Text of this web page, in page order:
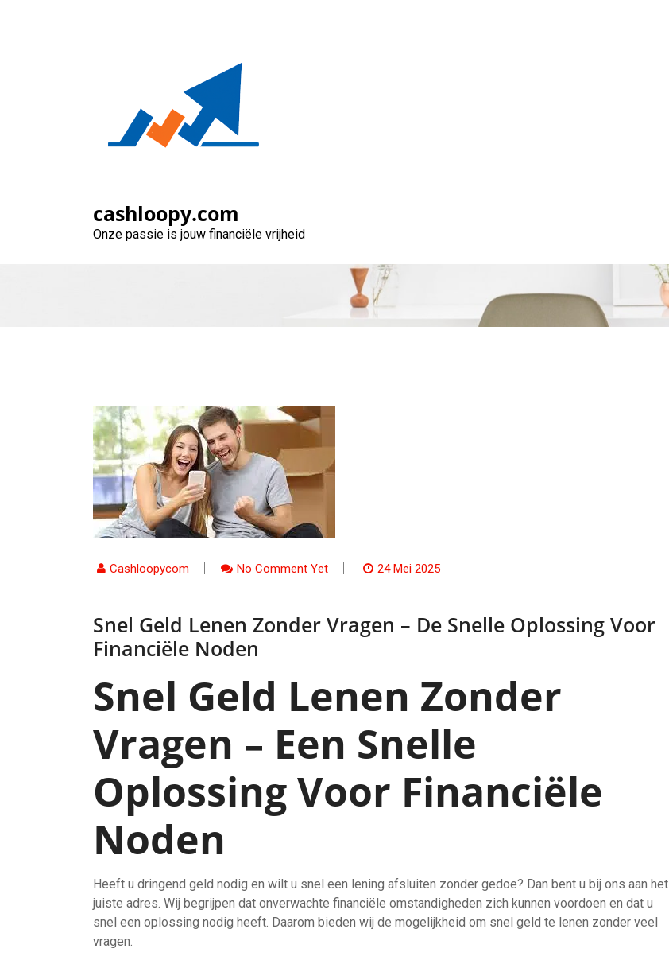
cashloopy.com
Onze passie is jouw financiële vrijheid
Cashloopycom No Comment Yet 24 Mei 2025
Snel Geld Lenen Zonder Vragen – De Snelle Oplossing Voor
Financiële Noden
Snel Geld Lenen Zonder
Vragen – Een Snelle
Oplossing Voor Financiële
Noden
Heeft u dringend geld nodig en wilt u snel een lening afsluiten zonder gedoe? Dan bent u bij ons aan het
juiste adres. Wij begrijpen dat onverwachte financiële omstandigheden zich kunnen voordoen en dat u
snel een oplossing nodig heeft. Daarom bieden wij de mogelijkheid om snel geld te lenen zonder veel
vragen.